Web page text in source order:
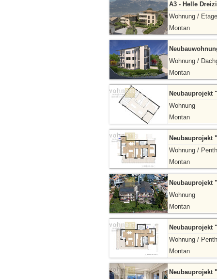
A3 - Helle
Wohnung / Etage
Montan
Wohnung /
Montan
Neubauprojekt
Wohnung
Montan
Neubauprojekt
Wohnung /
Montan
Neubauprojekt
Wohnung
Montan
Neubauprojekt
Wohnung /
Montan
Neubauprojekt